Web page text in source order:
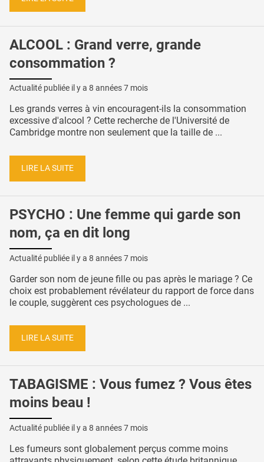
ALCOOL : Grand verre, grande
consommation ?
Actualité publiée il y a 8 années 7 mois
Les grands verres à vin encouragent-ils la consommation
excessive d'alcool ? Cette recherche de l'Université de
Cambridge montre non seulement que la taille de ...
LIRE LA SUITE
PSYCHO : Une femme qui garde son
nom, ça en dit long
Actualité publiée il y a 8 années 7 mois
Garder son nom de jeune fille ou pas après le mariage ? Ce
choix est probablement révélateur du rapport de force dans
le couple, suggèrent ces psychologues de ...
LIRE LA SUITE
TABAGISME : Vous fumez ? Vous êtes
moins beau !
Actualité publiée il y a 8 années 7 mois
Les fumeurs sont globalement perçus comme moins